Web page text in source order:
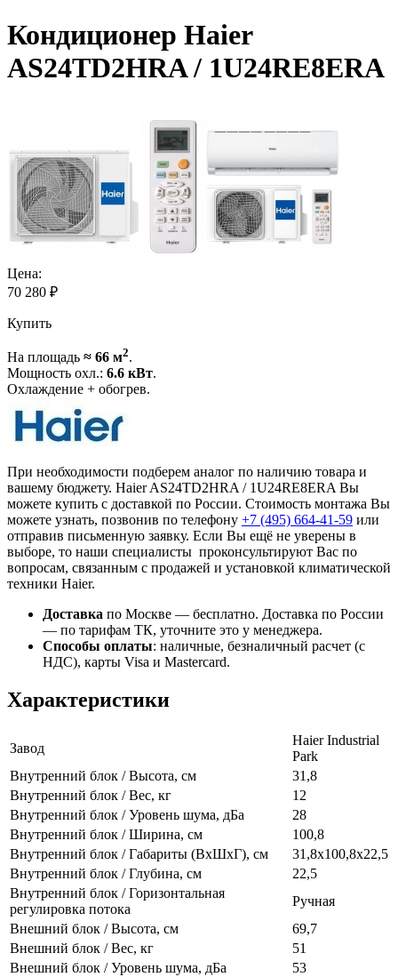
Кондиционер Haier
AS24TD2HRA / 1U24RE8ERA
Цена:
70 280 ₽
Купить
На площадь ≈ 66 м2.
Мощность охл.: 6.6 кВт.
Охлаждение + обогрев.
При необходимости подберем аналог по наличию товара и
вашему бюджету. Haier AS24TD2HRA / 1U24RE8ERA Вы
можете купить с доставкой по России. Стоимость монтажа Вы
можете узнать, позвонив по телефону +7 (495) 664-41-59 или
отправив письменную заявку. Если Вы ещё не уверены в
выборе, то наши специалисты проконсультируют Вас по
вопросам, связанным с продажей и установкой климатической
техники Haier.
Доставка по Москве — бесплатно. Доставка по России
— по тарифам ТК, уточните это у менеджера.
Способы оплаты: наличные, безналичный расчет (с
НДС), карты Visa и Mastercard.
Характеристики
Завод
Haier Industrial
Park
Внутренний блок / Высота, см
31,8
Внутренний блок / Вес, кг
12
Внутренний блок / Уровень шума, дБа
28
Внутренний блок / Ширина, см
100,8
Внутренний блок / Габариты (ВхШхГ), см
31,8х100,8х22,5
Внутренний блок / Глубина, см
22,5
Внутренний блок / Горизонтальная
регулировка потока
Ручная
Внешний блок / Высота, см
69,7
Внешний блок / Вес, кг
51
Внешний блок / Уровень шума, дБа
53